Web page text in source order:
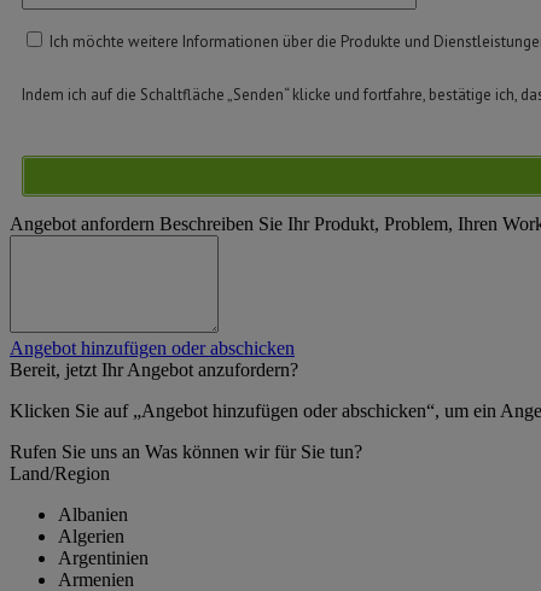
Ich möchte weitere Informationen über die Produkte und
Indem ich auf die Schaltfläche „Senden“ klicke und fortfahre, bestätige ich,
Angebot anfordern Beschreiben Sie Ihr Produkt, Problem, Ihren
Angebot hinzufügen oder abschicken
Bereit, jetzt Ihr Angebot anzufordern?
Klicken Sie auf „Angebot hinzufügen oder abschicken“, um ein
Rufen Sie uns an Was können wir für Sie tun?
Land/Region
Albanien
Algerien
Argentinien
Armenien